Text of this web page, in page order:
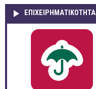
ΕΠΙΧΕΙΡΗΜΑΤΙΚΟΤΗΤΑ